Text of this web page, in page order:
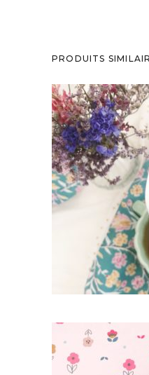
PRODUITS
PETITE CUILLÈRE